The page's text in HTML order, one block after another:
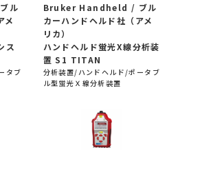
ル
メ
ス
タブ
Bruker Handheld / ブル
カーハンドヘルド社（アメ
リカ）
ハンドヘルド蛍光X線分析装
置 S1 TITAN
分析装置/ハンドヘルド/ポータブ
ル型蛍光Ｘ線分析装置